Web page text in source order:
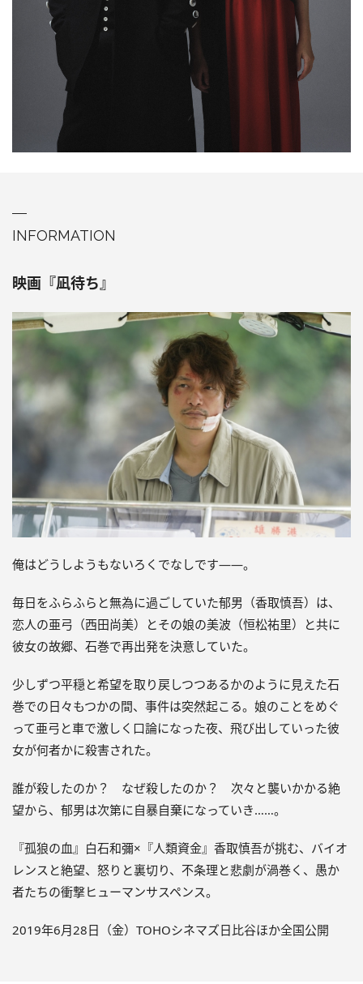
INFORMATION
映画『凪待ち』
俺はどうしようもないろくでなしです――。
毎日をふらふらと無為に過ごしていた郁男（香取慎吾）は、
恋人の亜弓（西田尚美）とその娘の美波（恒松祐里）と共に
彼女の故郷、石巻で再出発を決意していた。
少しずつ平穏と希望を取り戻しつつあるかのように見えた石
巻での日々もつかの間、事件は突然起こる。娘のことをめぐ
って亜弓と車で激しく口論になった夜、飛び出していった彼
女が何者かに殺害された。
誰が殺したのか？ なぜ殺したのか？ 次々と襲いかかる絶
望から、郁男は次第に自暴自棄になっていき……。
『孤狼の血』白石和彌×『人類資金』香取慎吾が挑む、バイオ
レンスと絶望、怒りと裏切り、不条理と悲劇が渦巻く、愚か
者たちの衝撃ヒューマンサスペンス。
2019年6月28日（金）TOHOシネマズ日比谷ほか全国公開